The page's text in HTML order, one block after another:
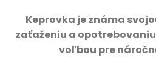
Keprovka je známa
zaťaženiu a
voľbou pre